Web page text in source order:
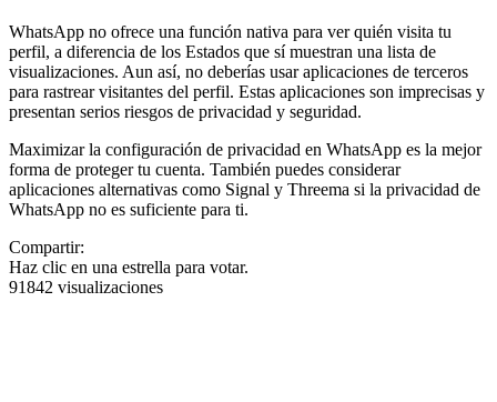
WhatsApp no ofrece una función nativa para ver quién visita tu
perfil, a diferencia de los Estados que sí muestran una lista de
visualizaciones. Aun así, no deberías usar aplicaciones de terceros
para rastrear visitantes del perfil. Estas aplicaciones son imprecisas y
presentan serios riesgos de privacidad y seguridad.
Maximizar la configuración de privacidad en WhatsApp es la mejor
forma de proteger tu cuenta. También puedes considerar
aplicaciones alternativas como Signal y Threema si la privacidad de
WhatsApp no es suficiente para ti.
Compartir:
Haz clic en una estrella para votar.
91842 visualizaciones